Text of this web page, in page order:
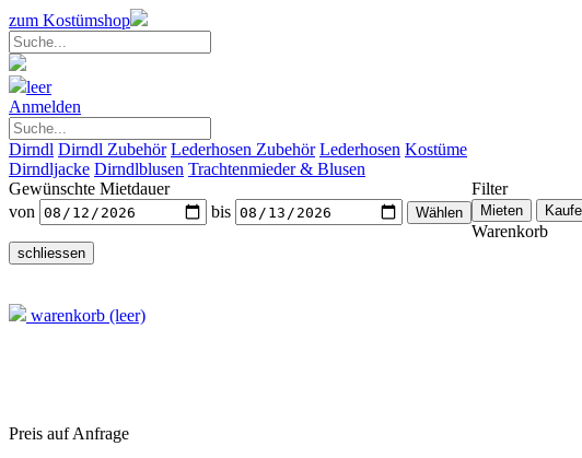
zum Kostümshop
leer
Anmelden
Dirndl Dirndl Zubehör Lederhosen Zubehör Lederhosen Kostüme
Dirndljacke Dirndlblusen Trachtenmieder & Blusen
Gewünschte Mietdauer
von
bis
Filter
Warenkorb
warenkorb (leer)
Preis auf Anfrage